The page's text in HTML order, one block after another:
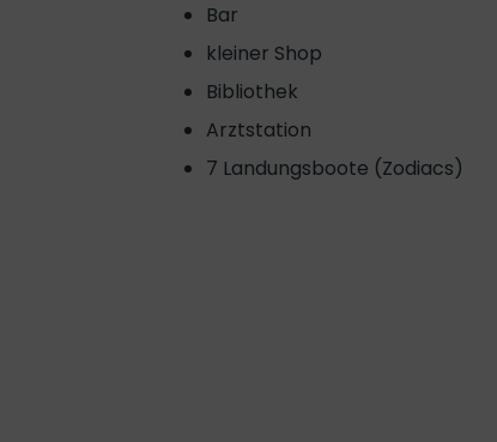
Bar
kleiner Shop
Bibliothek
Arztstation
7 Landungsboote (Zodiacs)